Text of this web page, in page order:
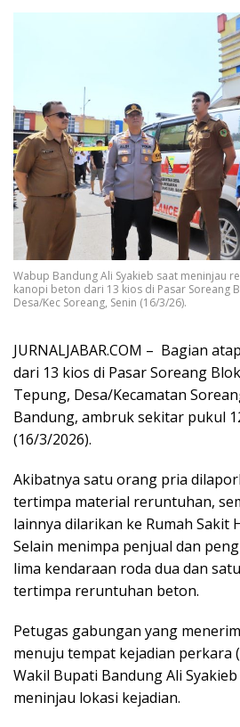
Wabup Bandung Ali Syakieb saat meninjau
kanopi beton dari 13 kios di Pasar Soreang
Desa/Kec Soreang, Senin (16/3/26).
JURNALJABAR.COM – Bagian
dari 13 kios di Pasar Soreang
Tepung, Desa/Kecamatan
Bandung, ambruk sekitar pukul
(16/3/2026).
Akibatnya satu orang pria
tertimpa material reruntuhan,
lainnya dilarikan ke Rumah Sakit
Selain menimpa penjual dan
lima kendaraan roda dua dan
tertimpa reruntuhan beton.
Petugas gabungan yang
menuju tempat kejadian perkara
Wakil Bupati Bandung Ali
meninjau lokasi kejadian.